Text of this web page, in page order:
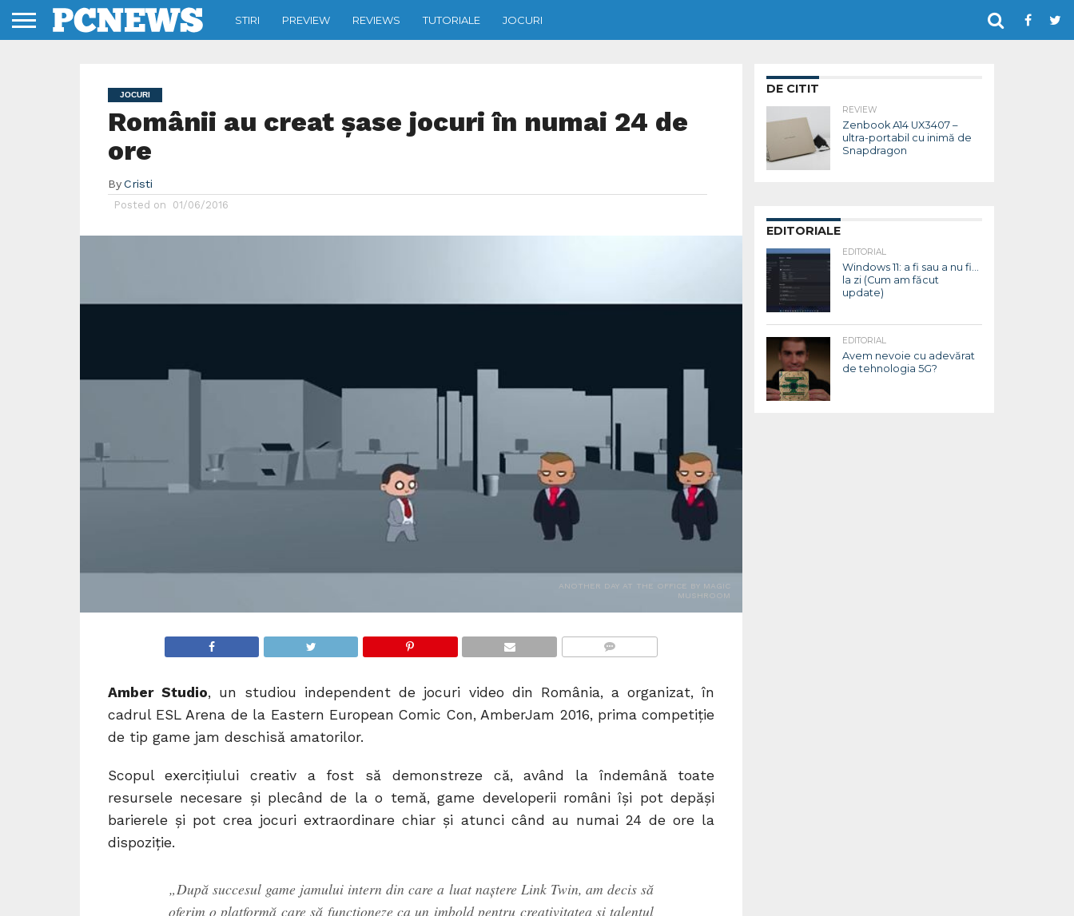
STIRI PREVIEW REVIEWS TUTORIALE JOCURI
JOCURI
Românii au creat șase jocuri în numai 24 de
ore
By Cristi
Posted on 01/06/2016
ANOTHER DAY AT THE OFFICE BY MAGIC
MUSHROOM
Amber Studio, un studiou independent de jocuri video din România, a organizat, în
cadrul ESL Arena de la Eastern European Comic Con, AmberJam 2016, prima competiție
de tip game jam deschisă amatorilor.
Scopul exercițiului creativ a fost să demonstreze că, având la îndemână toate
resursele necesare și plecând de la o temă, game developerii români își pot depăși
barierele și pot crea jocuri extraordinare chiar și atunci când au numai 24 de ore la
dispoziție.
„După succesul game jamului intern din care a luat naștere Link Twin, am decis să
oferim o platformă care să funcționeze ca un imbold pentru creativitatea și talentul
DE CITIT
REVIEW
Zenbook A14 UX3407 –
ultra-portabil cu inimă de
Snapdragon
EDITORIALE
EDITORIAL
Windows 11: a fi sau a nu fi…
la zi (Cum am făcut
update)
EDITORIAL
Avem nevoie cu adevărat
de tehnologia 5G?